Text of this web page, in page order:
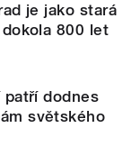
je jako stará
800 let
patří dodnes
světského